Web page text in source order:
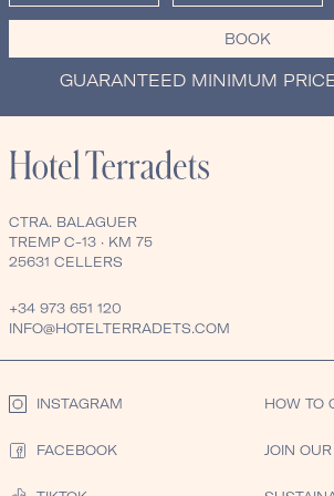
BOOK
GUARANTEED MINIMUM
CTRA. BALAGUER
TREMP C-13 · KM 75
25631 CELLERS
+34 973 651 120
INFO@HOTELTERRADETS.COM
INSTAGRAM
FACEBOOK
HOW TO
JOIN